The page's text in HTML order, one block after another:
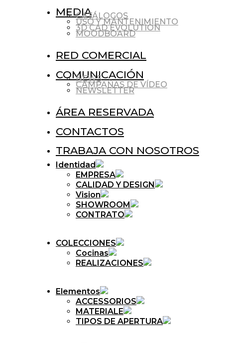
MEDIACATÁLOGOS
USO Y MANTENIMIENTO
3D CAD EVOLUTION
MOODBOARD
RED COMERCIAL
COMUNICACIÓN
NEWS
CAMPAÑAS DE VÍDEO
NEWSLETTER
ÁREA RESERVADA
CONTACTOS
TRABAJA CON NOSOTROS
Identidad
EMPRESA
CALIDAD Y DESIGN
Vision
SHOWROOM
CONTRATO
COLECCIONES
Cocinas
REALIZACIONES
Elementos
ACCESSORIOS
MATERIALE
TIPOS DE APERTURA